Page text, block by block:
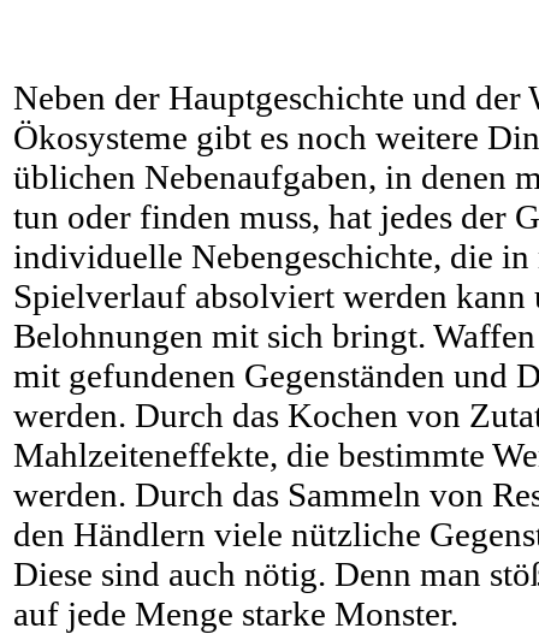
Neben der Hauptgeschichte und der
Ökosysteme gibt es noch weitere
üblichen Nebenaufgaben, in denen
tun oder finden muss, hat jedes der
individuelle Nebengeschichte, die
Spielverlauf absolviert werden kann
Belohnungen mit sich bringt.
mit gefundenen Gegenständen und
werden. Durch das Kochen von
Mahlzeiteneffekte, die bestimmte
werden. Durch das Sammeln von
den Händlern viele nützliche
Diese sind auch nötig. Denn man
auf jede Menge starke Monster.